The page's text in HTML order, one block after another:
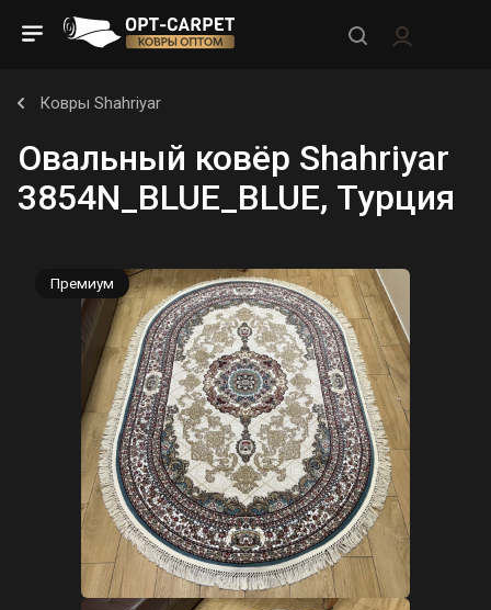
Ковры Shahriyar
Овальный ковёр Shahriyar
3854N_BLUE_BLUE, Турция
Премиум